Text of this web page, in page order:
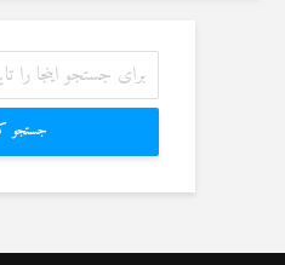
جستجو